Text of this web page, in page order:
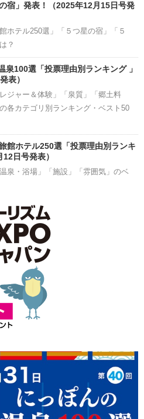
宿」発表！（2025年12月15日号発
ホテル250選」「５つ星の宿」「５
？
泉100選「投票理由別ランキング 」
表）
ジャー＆体験」「泉質」「郷土料
各カテゴリ別ランキング・ベスト50
館ホテル250選「投票理由別ランキ
日号発表）
泉・浴場」「施設」「雰囲気」のベ